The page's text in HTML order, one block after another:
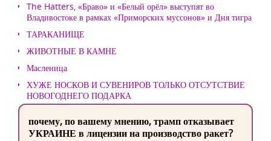
The Hatters, «Браво» и «Белый орёл» выступят во
Владивостоке в рамках «Приморских муссонов» и Дня тигра
ТАРАКАНИЩЕ
ЖИВОТНЫЕ В КАМНЕ
Масленица
ХУЖЕ НОСКОВ И СУВЕНИРОВ ТОЛЬКО ОТСУТСТВИЕ
НОВОГОДНЕГО ПОДАРКА
почему, по вашему мнению, трамп отказывает
УКРАИНЕ в лицензии на производство ракет?